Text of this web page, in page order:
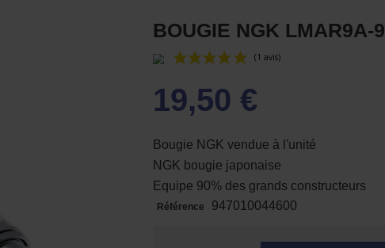
BOUGIE NGK LMAR9A-9
19,50 €
Bougie NGK vendue à l'unité
NGK bougie japonaise
Equipe 90% des grands constructeurs
Référence 947010044600